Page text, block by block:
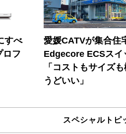
すべ
フ
愛媛CATVが集合住
Edgecore ECSスイ
「コストもサイズ
うどいい」
スペシャルトピ